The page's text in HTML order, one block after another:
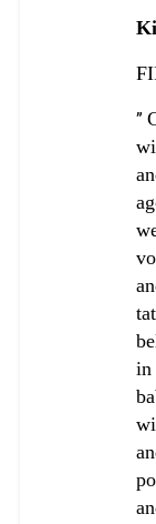
”
in